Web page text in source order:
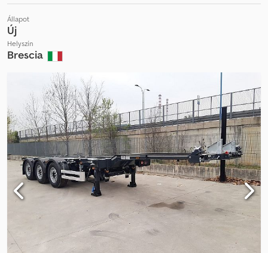
Állapot
Új
Helyszín
Brescia